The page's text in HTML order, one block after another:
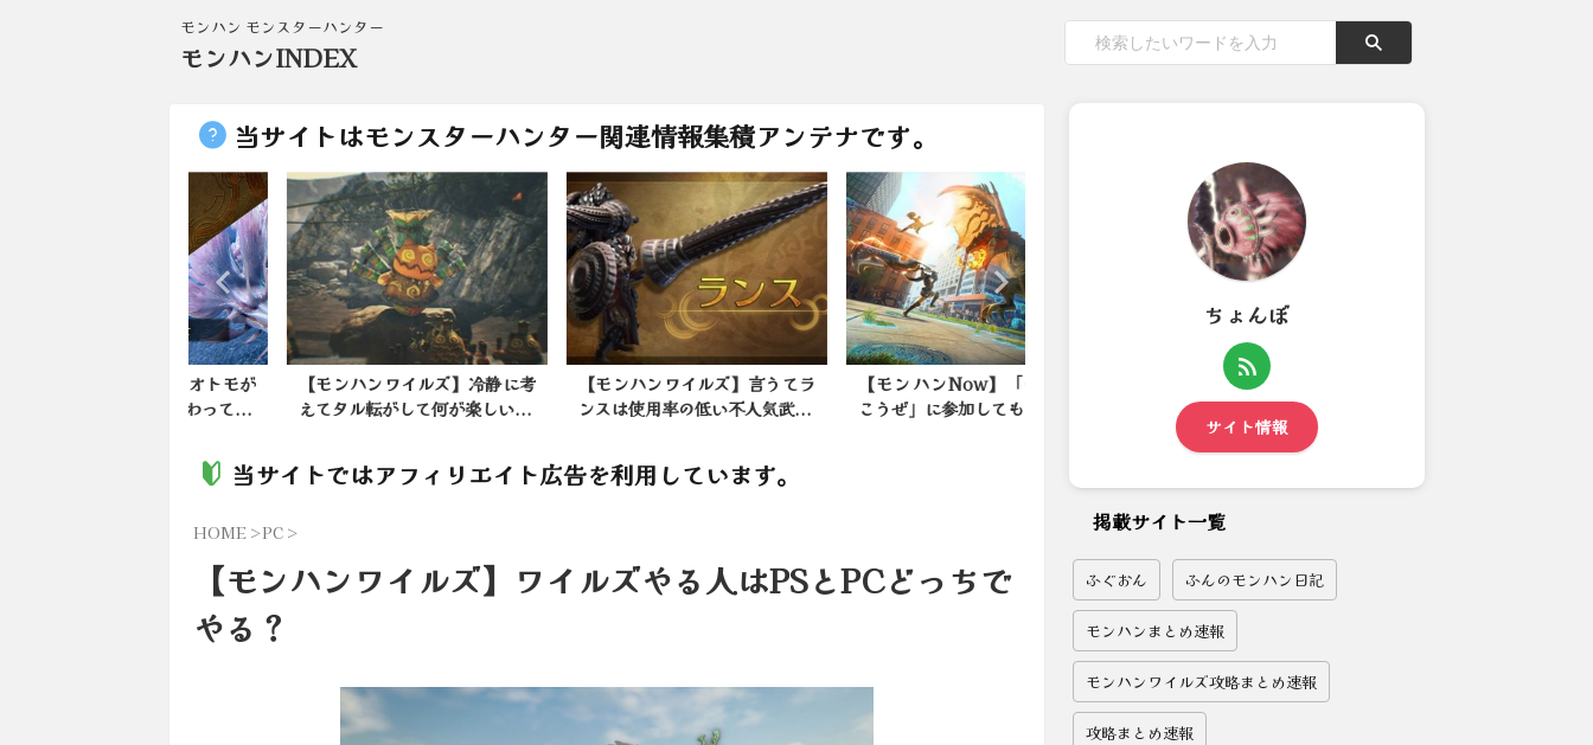
モンハン モンスターハンター
モンハンINDEX
当サイトはモンスターハンター関連情報集積アンテナです。
【モンハンワイルズ】冷静に考
えてタル転がして何が楽しい...
【モンハンワイルズ】言うてラ
ンスは使用率の低い不人気武...
【モンハンNow】「一狩り行
こうぜ」に参加しても自分一...
今日の午前中はソロで男型のフ
ンの方の週間配信バウンティ...
当サイトではアフィリエイト広告を利用しています。
HOME >PC >
【モンハンワイルズ】ワイルズやる人はPSとPCどっちで
やる？
ちょんぼ
サイト情報
掲載サイト一覧
ふぐおん ふんのモンハン日記
モンハンまとめ速報
モンハンワイルズ攻略まとめ速報
攻略まとめ速報